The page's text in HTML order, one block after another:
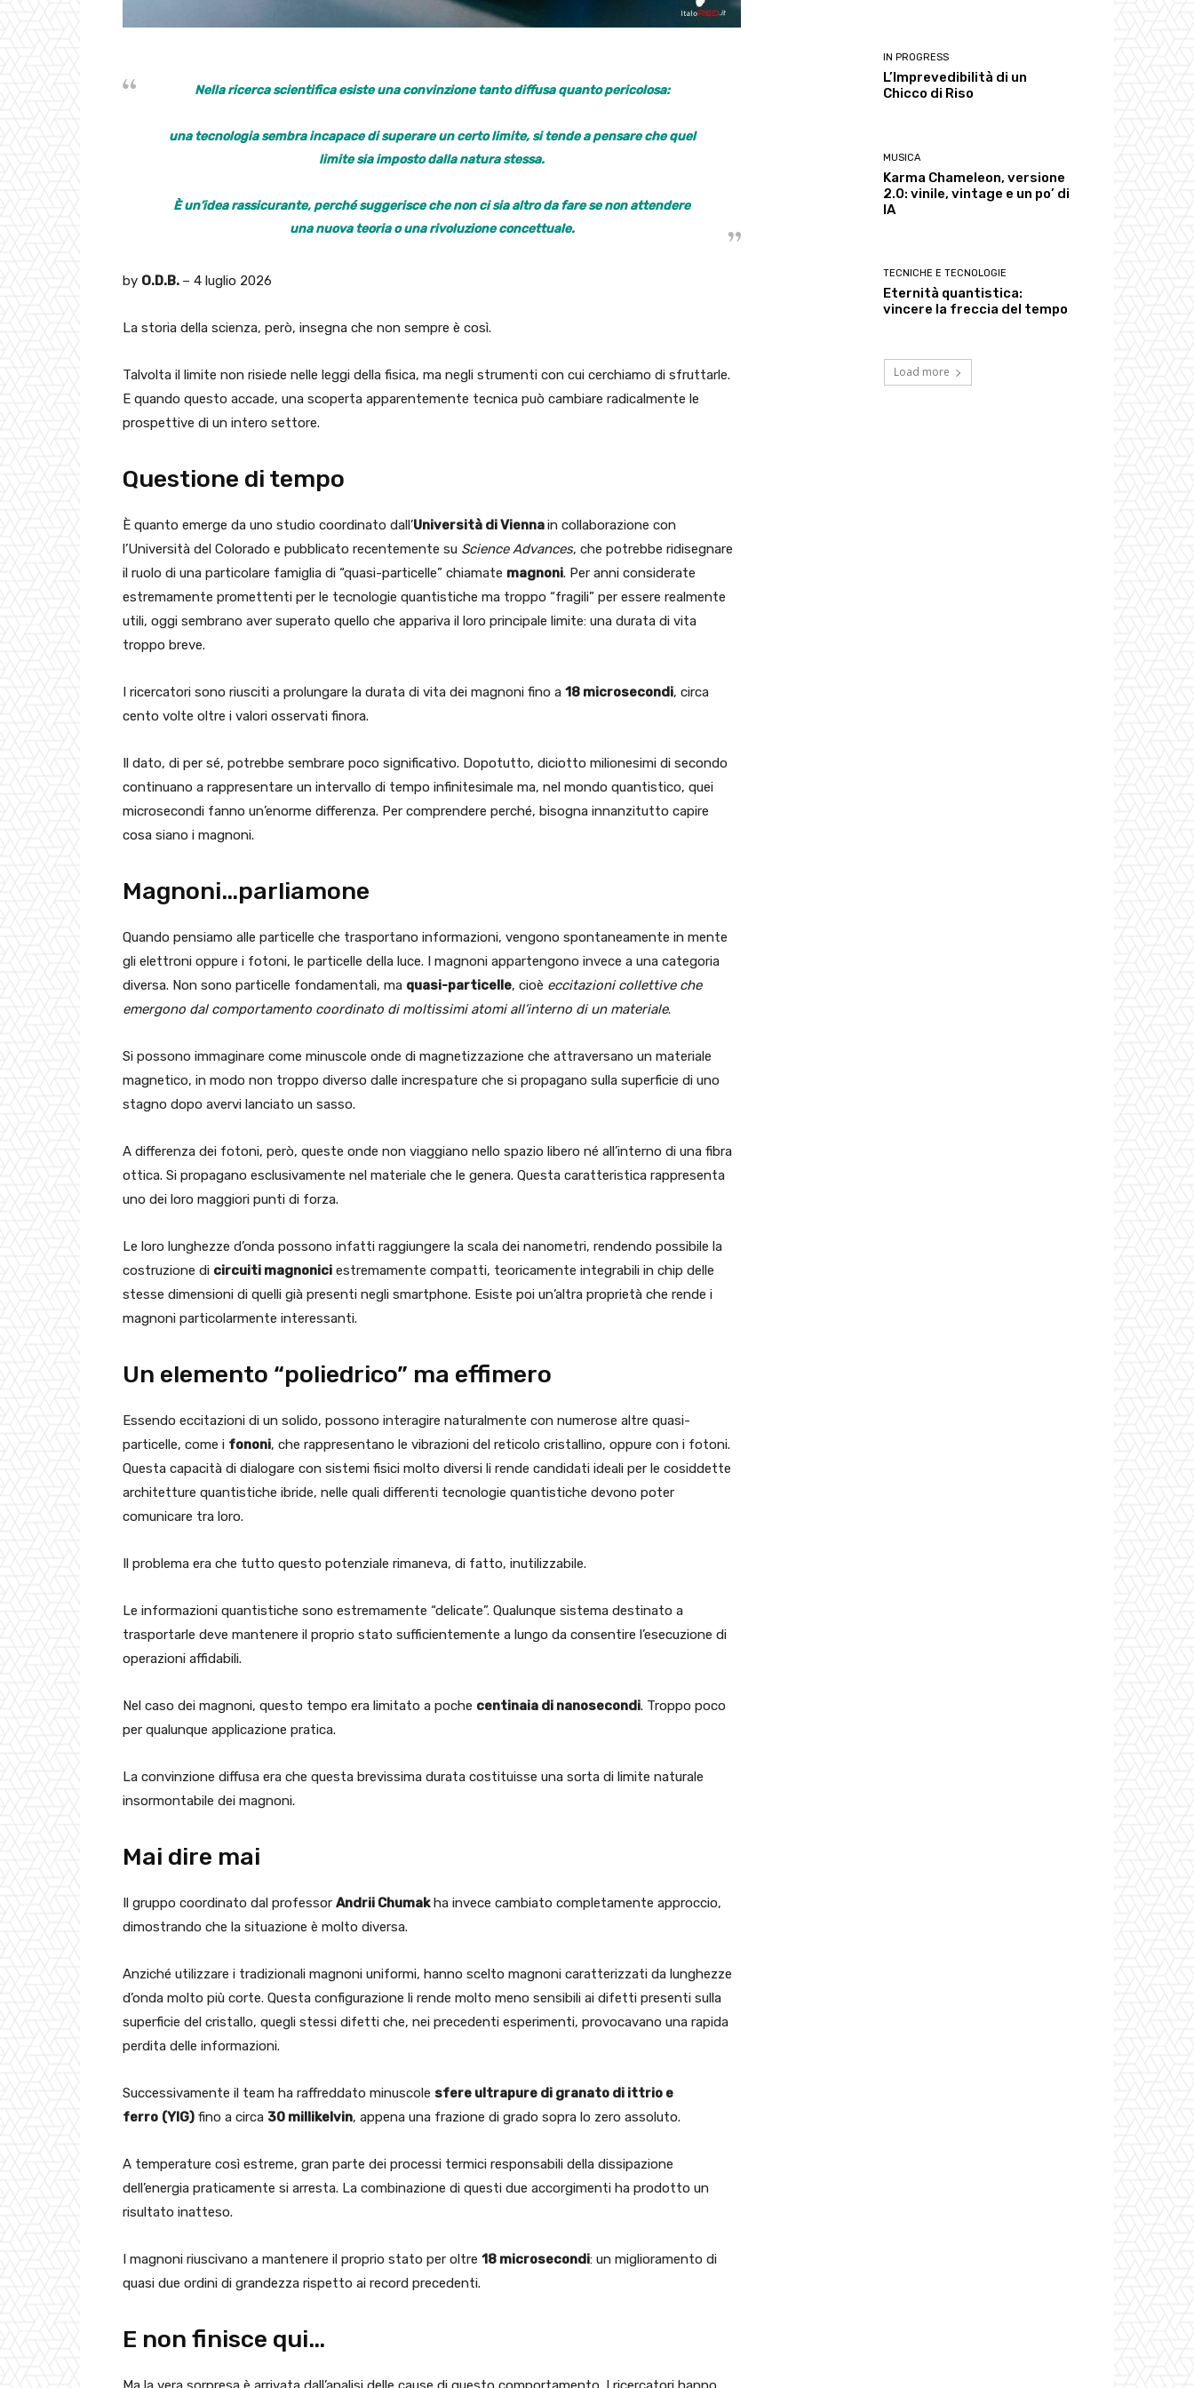
Nella ricerca scientifica esiste una convinzione tanto diffusa quanto pericolosa:
una tecnologia sembra incapace di superare un certo limite, si tende a pensare che quel
limite sia imposto dalla natura stessa.
È un’idea rassicurante, perché suggerisce che non ci sia altro da fare se non attendere
una nuova teoria o una rivoluzione concettuale.
by O.D.B. – 4 luglio 2026
La storia della scienza, però, insegna che non sempre è così.
Talvolta il limite non risiede nelle leggi della fisica, ma negli strumenti con cui cerchiamo di sfruttarle.
E quando questo accade, una scoperta apparentemente tecnica può cambiare radicalmente le
prospettive di un intero settore.
Questione di tempo
È quanto emerge da uno studio coordinato dall’Università di Viennain collaborazione con
l’Università del Colorado e pubblicato recentemente su Science Advances, che potrebbe ridisegnare
il ruolo di una particolare famiglia di “quasi-particelle” chiamate magnoni. Per anni considerate
estremamente promettenti per le tecnologie quantistiche ma troppo “fragili” per essere realmente
utili, oggi sembrano aver superato quello che appariva il loro principale limite: una durata di vita
troppo breve.
I ricercatori sono riusciti a prolungare la durata di vita dei magnoni fino a 18 microsecondi, circa
cento volte oltre i valori osservati finora.
Il dato, di per sé, potrebbe sembrare poco significativo. Dopotutto, diciotto milionesimi di secondo
continuano a rappresentare un intervallo di tempo infinitesimale ma, nel mondo quantistico, quei
microsecondi fanno un’enorme differenza. Per comprendere perché, bisogna innanzitutto capire
cosa siano i magnoni.
Magnoni…parliamone
Quando pensiamo alle particelle che trasportano informazioni, vengono spontaneamente in mente
gli elettroni oppure i fotoni, le particelle della luce. I magnoni appartengono invece a una categoria
diversa. Non sono particelle fondamentali, ma quasi-particelle, cioè eccitazioni collettive che
emergono dal comportamento coordinato di moltissimi atomi all’interno di un materiale.
Si possono immaginare come minuscole onde di magnetizzazione che attraversano un materiale
magnetico, in modo non troppo diverso dalle increspature che si propagano sulla superficie di uno
stagno dopo avervi lanciato un sasso.
A differenza dei fotoni, però, queste onde non viaggiano nello spazio libero né all’interno di una fibra
ottica. Si propagano esclusivamente nel materiale che le genera. Questa caratteristica rappresenta
uno dei loro maggiori punti di forza.
Le loro lunghezze d’onda possono infatti raggiungere la scala dei nanometri, rendendo possibile la
costruzione di circuiti magnonici estremamente compatti, teoricamente integrabili in chip delle
stesse dimensioni di quelli già presenti negli smartphone. Esiste poi un’altra proprietà che rende i
magnoni particolarmente interessanti.
Un elemento “poliedrico” ma effimero
Essendo eccitazioni di un solido, possono interagire naturalmente con numerose altre quasi-
particelle, come i fononi, che rappresentano le vibrazioni del reticolo cristallino, oppure con i fotoni.
Questa capacità di dialogare con sistemi fisici molto diversi li rende candidati ideali per le cosiddette
architetture quantistiche ibride, nelle quali differenti tecnologie quantistiche devono poter
comunicare tra loro.
Il problema era che tutto questo potenziale rimaneva, di fatto, inutilizzabile.
Le informazioni quantistiche sono estremamente “delicate”. Qualunque sistema destinato a
trasportarle deve mantenere il proprio stato sufficientemente a lungo da consentire l’esecuzione di
operazioni affidabili.
Nel caso dei magnoni, questo tempo era limitato a poche centinaia di nanosecondi. Troppo poco
per qualunque applicazione pratica.
La convinzione diffusa era che questa brevissima durata costituisse una sorta di limite naturale
insormontabile dei magnoni.
Mai dire mai
Il gruppo coordinato dal professor Andrii Chumakha invece cambiato completamente approccio,
dimostrando che la situazione è molto diversa.
Anziché utilizzare i tradizionali magnoni uniformi, hanno scelto magnoni caratterizzati da lunghezze
d’onda molto più corte. Questa configurazione li rende molto meno sensibili ai difetti presenti sulla
superficie del cristallo, quegli stessi difetti che, nei precedenti esperimenti, provocavano una rapida
perdita delle informazioni.
Successivamente il team ha raffreddato minuscole sfere ultrapure di granato di ittrio e
ferro (YIG) fino a circa 30 millikelvin, appena una frazione di grado sopra lo zero assoluto.
A temperature così estreme, gran parte dei processi termici responsabili della dissipazione
dell’energia praticamente si arresta. La combinazione di questi due accorgimenti ha prodotto un
risultato inatteso.
I magnoni riuscivano a mantenere il proprio stato per oltre 18 microsecondi: un miglioramento di
quasi due ordini di grandezza rispetto ai record precedenti.
E non finisce qui…
IN PROGRESS
L’Imprevedibilità di un
Chicco di Riso
MUSICA
Karma Chameleon, versione
2.0: vinile, vintage e un po’ di
IA
TECNICHE E TECNOLOGIE
Eternità quantistica:
vincere la freccia del tempo
Load more